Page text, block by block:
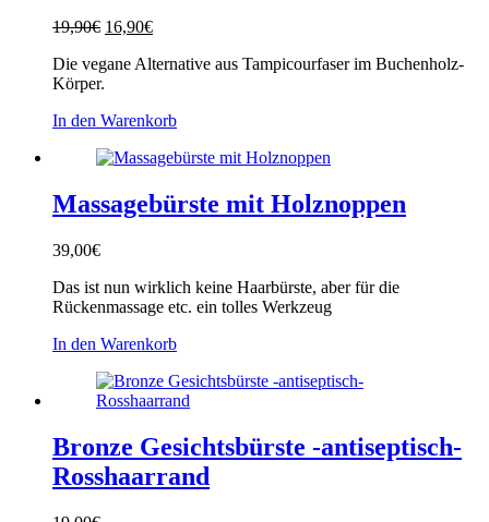
19,90€ Ursprünglicher
war:
16,90€Aktueller
ist:
Die vegane Alternative aus Tampicourfaser im Buchenholz-
Körper.
In den Warenkorb
Massagebürste mit Holznoppen
39,00€
Das ist nun wirklich keine Haarbürste, aber für die
Rückenmassage etc. ein tolles Werkzeug
In den Warenkorb
Bronze Gesichtsbürste -antiseptisch-
Rosshaarrand